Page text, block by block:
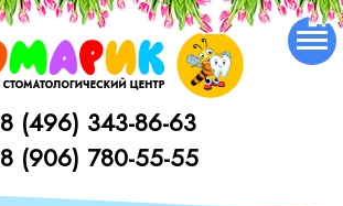
8 (496) 343-86-63
8 (906) 780-55-55